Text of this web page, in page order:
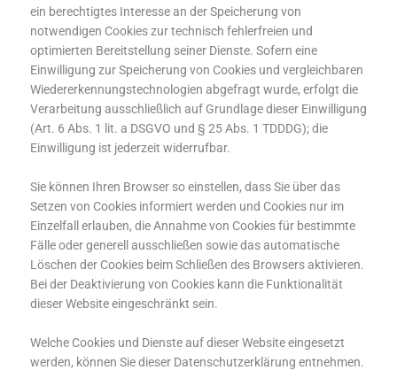
ein berechtigtes Interesse an der Speicherung von
notwendigen Cookies zur technisch fehlerfreien und
optimierten Bereitstellung seiner Dienste. Sofern eine
Einwilligung zur Speicherung von Cookies und vergleichbaren
Wiedererkennungstechnologien abgefragt wurde, erfolgt die
Verarbeitung ausschließlich auf Grundlage dieser Einwilligung
(Art. 6 Abs. 1 lit. a DSGVO und § 25 Abs. 1 TDDDG); die
Einwilligung ist jederzeit widerrufbar.
Sie können Ihren Browser so einstellen, dass Sie über das
Setzen von Cookies informiert werden und Cookies nur im
Einzelfall erlauben, die Annahme von Cookies für bestimmte
Fälle oder generell ausschließen sowie das automatische
Löschen der Cookies beim Schließen des Browsers aktivieren.
Bei der Deaktivierung von Cookies kann die Funktionalität
dieser Website eingeschränkt sein.
Welche Cookies und Dienste auf dieser Website eingesetzt
werden, können Sie dieser Datenschutzerklärung entnehmen.